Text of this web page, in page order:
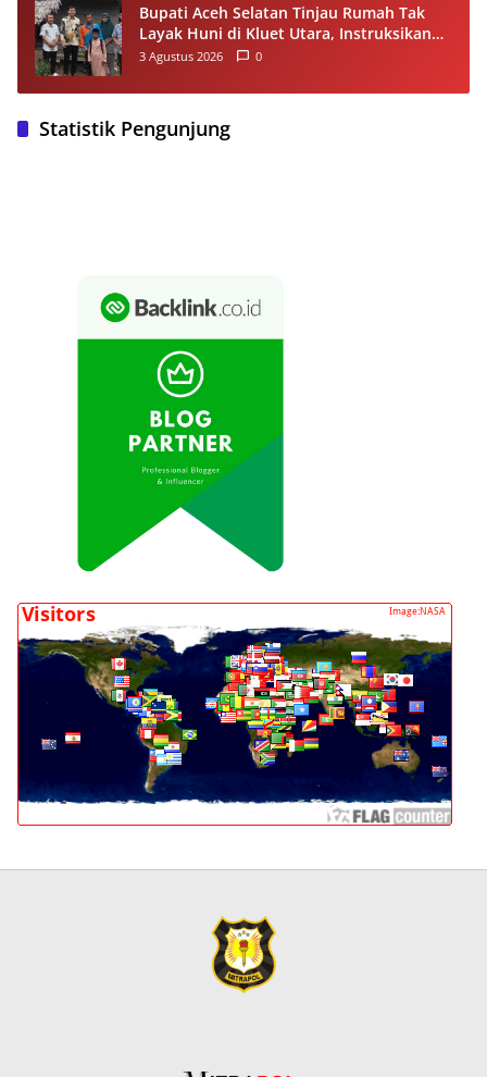
Bupati Aceh Selatan Tinjau Rumah Tak
Layak Huni di Kluet Utara, Instruksikan
Masuk Program Bantuan Rumah 2027
3 Agustus 2026 0
Statistik Pengunjung